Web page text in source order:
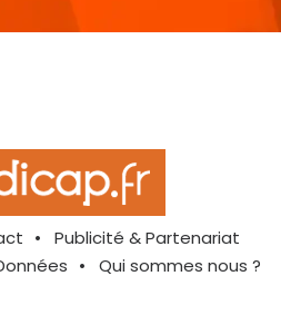
Publicité & Partenariat
Qui sommes nous ?